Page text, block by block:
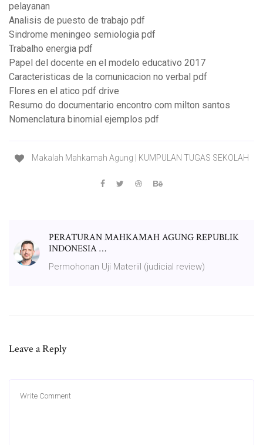
pelayanan
Analisis de puesto de trabajo pdf
Sindrome meningeo semiologia pdf
Trabalho energia pdf
Papel del docente en el modelo educativo 2017
Caracteristicas de la comunicacion no verbal pdf
Flores en el atico pdf drive
Resumo do documentario encontro com milton santos
Nomenclatura binomial ejemplos pdf
Makalah Mahkamah Agung | KUMPULAN TUGAS SEKOLAH
PERATURAN MAHKAMAH AGUNG REPUBLIK
INDONESIA …
Permohonan Uji Materiil (judicial review)
Leave a Reply